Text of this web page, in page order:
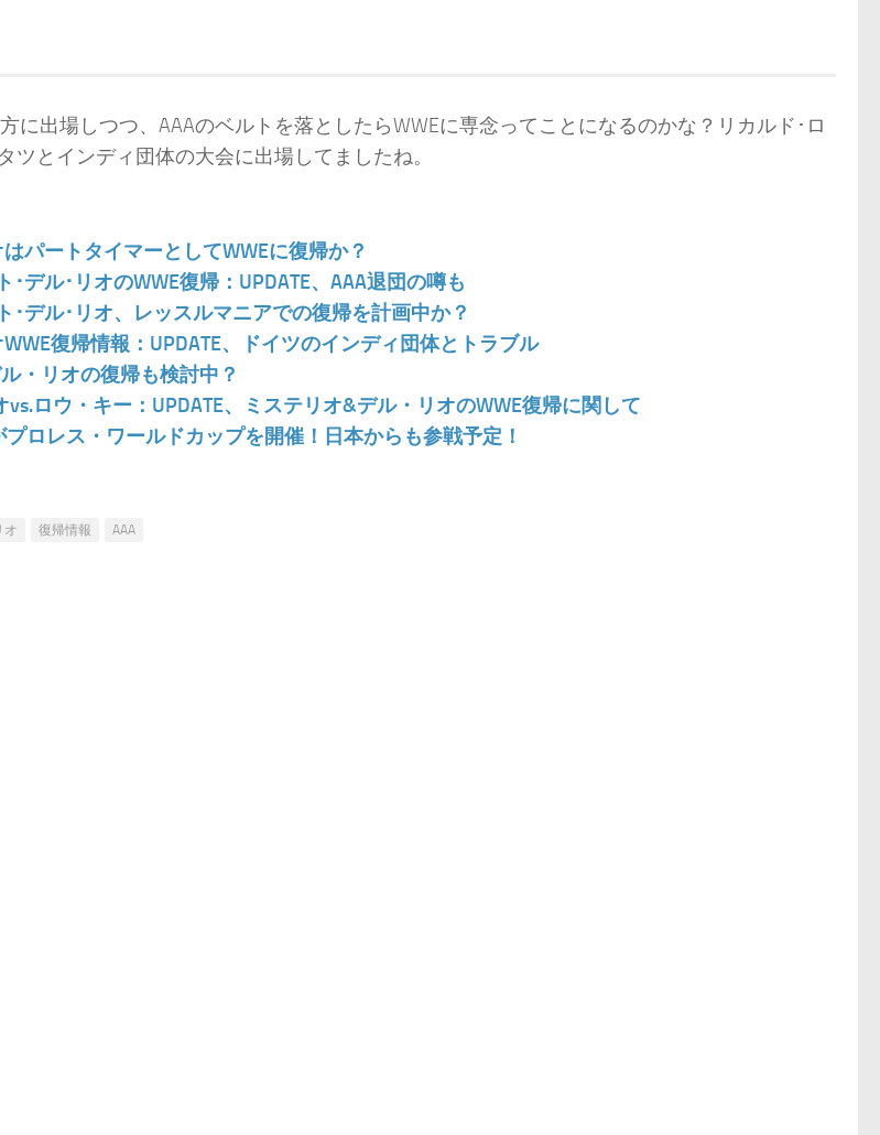
に出場しつつ、AAAのベルトを落としたらWWEに専念ってことになるのかな？リカルド･ロ
ツとインディ団体の大会に出場してましたね。
パートタイマーとしてWWEに復帰か？
･デル･リオのWWE復帰：UPDATE、AAA退団の噂も
･デル･リオ、レッスルマニアでの復帰を計画中か？
復帰情報：UPDATE、ドイツのインディ団体とトラブル
・リオの復帰も検討中？
vs.ロウ・キー：UPDATE、ミステリオ&デル・リオのWWE復帰に関して
プロレス・ワールドカップを開催！日本からも参戦予定！
オ 復帰情報 AAA